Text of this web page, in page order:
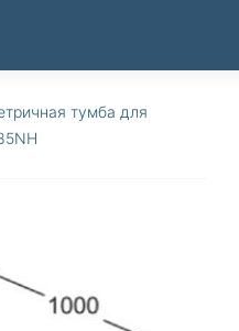
тумба для